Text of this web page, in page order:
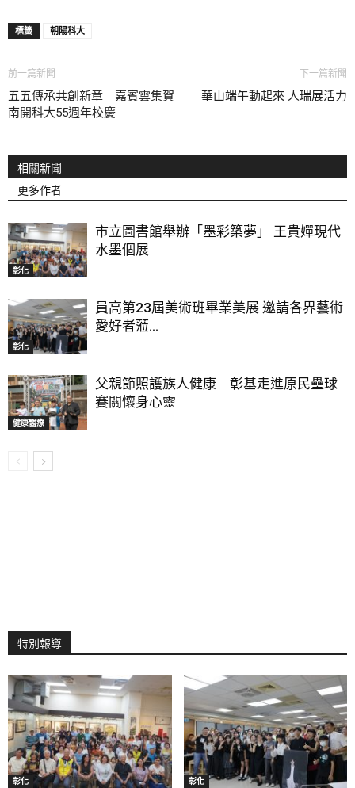
標籤 朝陽科大
前一篇新聞
五五傳承共創新章 嘉賓雲集賀
南開科大55週年校慶
下一篇新聞
華山端午動起來 人瑞展活力
相關新聞
更多作者
彰化
市立圖書館舉辦「墨彩築夢」 王貴嬋現代
水墨個展
彰化
員高第23屆美術班畢業美展 邀請各界藝術
愛好者蒞...
健康醫療
父親節照護族人健康 彰基走進原民壘球
賽關懷身心靈
特別報導
彰化 彰化